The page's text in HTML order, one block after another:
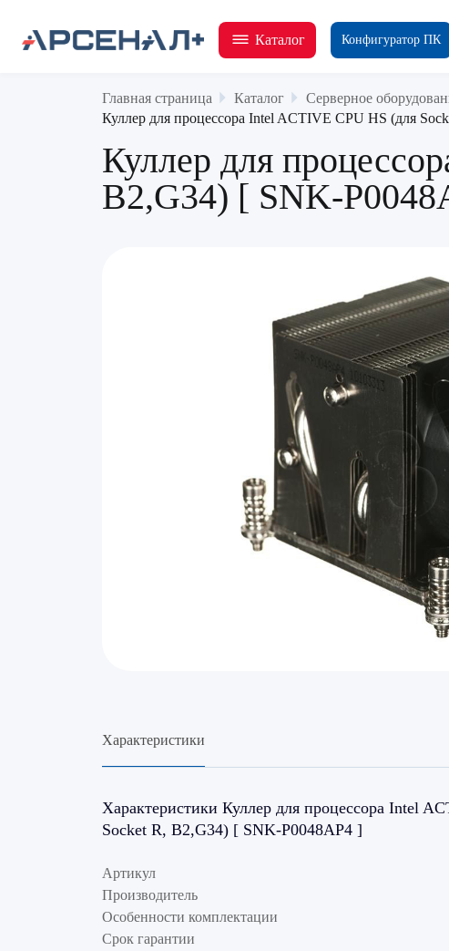
Каталог Конфигуратор ПК
Главная страница Каталог Серверное
Куллер для процессора Intel ACTIVE CPU HS (для
Куллер для
B2,G34) [ SNK-
Характеристики
Характеристики Куллер для процессора Intel
Socket R, B2,G34) [ SNK-P0048AP4 ]
Артикул
Производитель
Особенности комплектации
Срок гарантии